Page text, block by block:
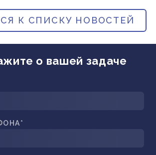
И КЛИМАТ
К СПИСКУ НОВОСТЕЙ
о вашей задаче